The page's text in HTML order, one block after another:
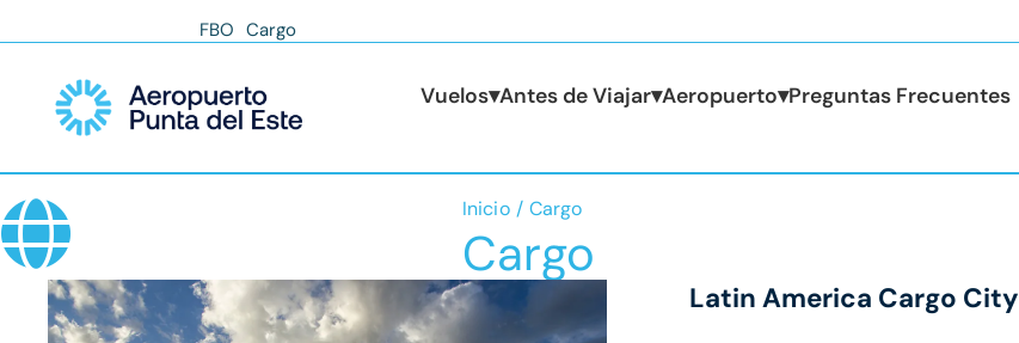
FBO Cargo
Vuelos▾Antes de Viajar▾Aeropuerto▾Preguntas Frecuentes
Estás aquí:
Inicio Cargo
Cargo
Latin America Cargo City